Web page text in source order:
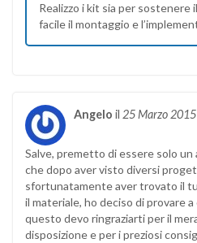
Realizzo i kit sia per sostenere
facile il montaggio e
Angelo il 25 Marzo 2015
Salve, premetto di essere solo
che dopo aver visto diversi
sfortunatamente aver trovato il
il materiale, ho deciso di provare
questo devo ringraziarti per il
disposizione e per i preziosi